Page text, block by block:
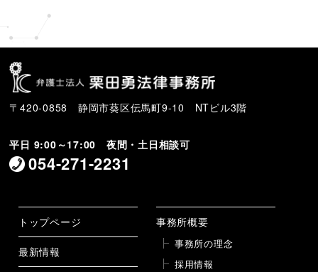
〒420-0858 静岡市葵区伝馬町9-10 NTビル3階
平日 9:00～17:00 夜間・土日相談可
054-271-2231
トップページ
最新情報
事務所概要
事務所の理念
採用情報